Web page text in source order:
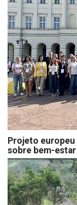
Projeto
sobre bem-estar